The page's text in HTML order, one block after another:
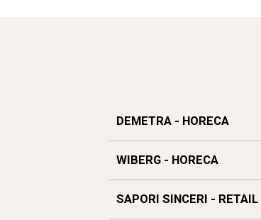
DEMETRA - HORECA
WIBERG - HORECA
SAPORI SINCERI - RETAIL